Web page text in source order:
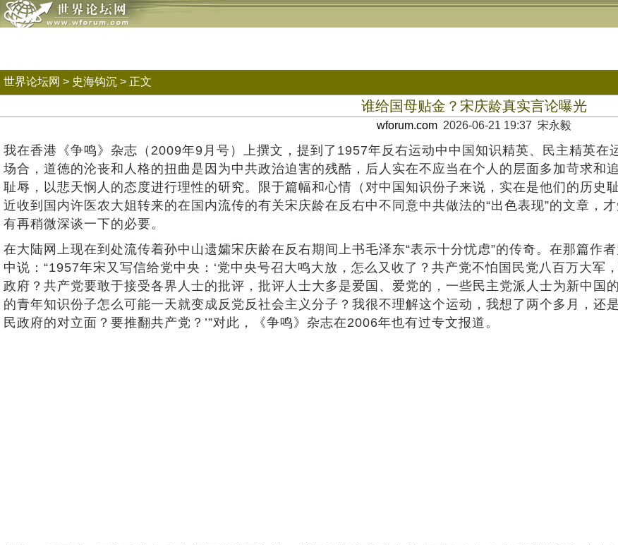
世界论坛网 > 史海钩沉 > 正文
谁给国母贴金？宋庆龄真实言论曝光
wforum.com 2026-06-21 19:37 宋永毅
我在香港《争鸣》杂志（2009年9月号）上撰文，提到了1957年反右运动中中国知识精英、民主精英
场合，道德的沦丧和人格的扭曲是因为中共政治迫害的残酷，后人实在不应当在个人的层面多加苛求和
耻辱，以悲天悯人的态度进行理性的研究。限于篇幅和心情（对中国知识份子来说，实在是他们的历史
近收到国内许医农大姐转来的在国内流传的有关宋庆龄在反右中不同意中共做法的“出色表现”的文章，
有再稍微深谈一下的必要。
在大陆网上现在到处流传着孙中山遗孀宋庆龄在反右期间上书毛泽东“表示十分忧虑”的传奇。在那篇作
中说：“1957年宋又写信给党中央：‘党中央号召大鸣大放，怎么又收了？共产党不怕国民党八百万大军
政府？共产党要敢于接受各界人士的批评，批评人士大多是爱国、爱党的，一些民主党派人士为新中国
的青年知识份子怎么可能一天就变成反党反社会主义分子？我很不理解这个运动，我想了两个多月，还
民政府的对立面？要推翻共产党？’”对此，《争鸣》杂志在2006年也有过专文报道。